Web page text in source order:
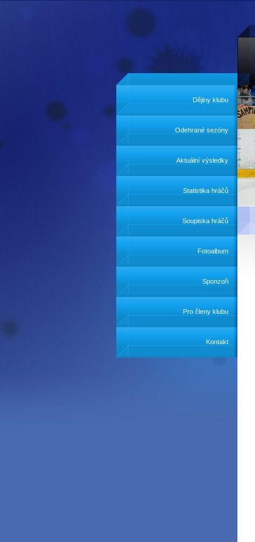
Dějiny klubu
Odehrané sezóny
Aktuální výsledky
Statistika hráčů
Soupiska hráčů
Fotoalbum
Sponzoři
Pro členy klubu
Kontakt